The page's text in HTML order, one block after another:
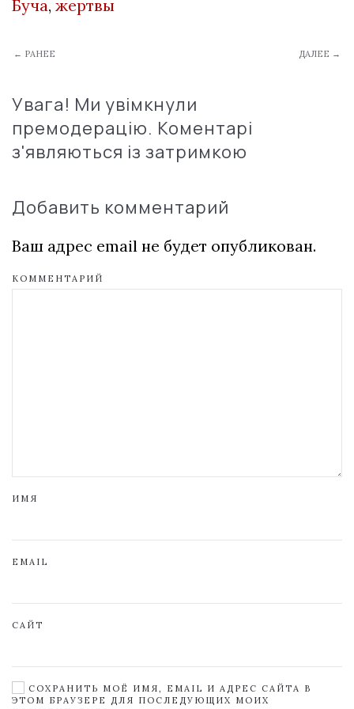
Буча, жертвы
← РАНЕЕ ДАЛЕЕ →
Увага! Ми увімкнули
премодерацію. Коментарі
з'являються із затримкою
Добавить комментарий
Ваш адрес email не будет опубликован.
КОММЕНТАРИЙ
ИМЯ
EMAIL
САЙТ
СОХРАНИТЬ МОЁ ИМЯ, EMAIL И АДРЕС САЙТА В
ЭТОМ БРАУЗЕРЕ ДЛЯ ПОСЛЕДУЮЩИХ МОИХ